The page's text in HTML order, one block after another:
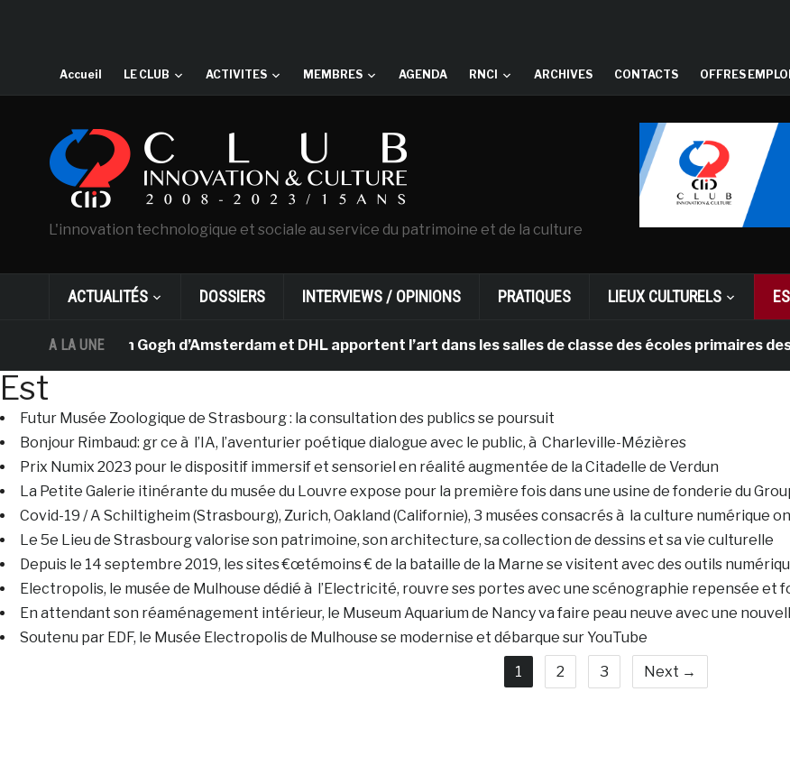
Accueil LE CLUB ACTIVITES MEMBRES AGENDA RNCI ARCHIVES CONTACTS OFFRES
L'innovation technologique et sociale au service du patrimoine et de la culture
ACTUALITÉS DOSSIERS INTERVIEWS / OPINIONS PRATIQUES LIEUX CULTURELS
A LA UNE
musée Van Gogh d’Amsterdam et DHL apportent l’art dans les salles de classe des écoles primaires des
Est
Futur Musée Zoologique de Strasbourg : la consultation des publics se poursuit
Bonjour Rimbaud: gr ce à l’IA, l’aventurier poétique dialogue avec le public, à Charleville-Mézières
Prix Numix 2023 pour le dispositif immersif et sensoriel en réalité augmentée de la Citadelle de Verdun
La Petite Galerie itinérante du musée du Louvre expose pour la première fois dans une usine de fonderie du
Covid-19 / A Schiltigheim (Strasbourg), Zurich, Oakland (Californie), 3 musées consacrés à la culture numérique
Le 5e Lieu de Strasbourg valorise son patrimoine, son architecture, sa collection de dessins et sa vie culturelle
Depuis le 14 septembre 2019, les sites €œtémoins € de la bataille de la Marne se visitent avec des outils
Electropolis, le musée de Mulhouse dédié à l’Electricité, rouvre ses portes avec une scénographie repensée et
En attendant son réaménagement intérieur, le Museum Aquarium de Nancy va faire peau neuve avec une
Soutenu par EDF, le Musée Electropolis de Mulhouse se modernise et débarque sur YouTube
1
2 3 Next →